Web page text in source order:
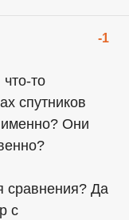
-1
то
спутников
Они
сравнения? Да
с